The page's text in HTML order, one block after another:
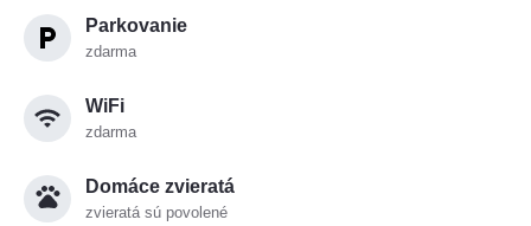
Parkovanie
zdarma
WiFi
zdarma
Domáce zvieratá
zvieratá sú povolené